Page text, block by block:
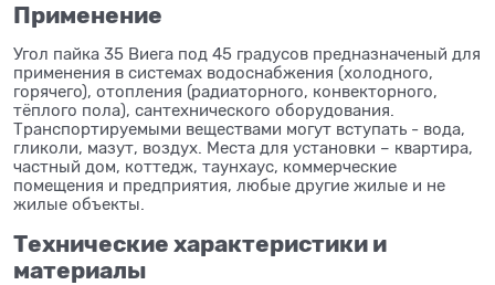
Применение
Угол пайка 35 Виега под 45 градусов предназначеный для
применения в системах водоснабжения (холодного,
горячего), отопления (радиаторного, конвекторного,
тёплого пола), сантехнического оборудования.
Транспортируемыми веществами могут вступать - вода,
гликоли, мазут, воздух. Места для установки – квартира,
частный дом, коттедж, таунхаус, коммерческие
помещения и предприятия, любые другие жилые и не
жилые объекты.
Технические характеристики и
материалы